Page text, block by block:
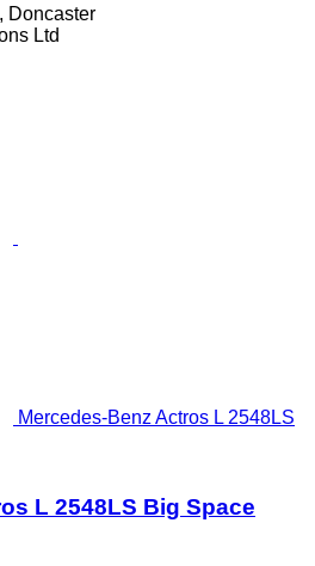
Doncaster
Ltd
Mercedes-Benz Actros L 2548LS
L 2548LS Big Space